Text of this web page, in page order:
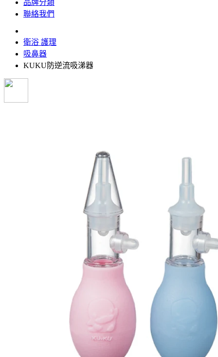
品牌分類
聯絡我們
衛浴 護理
吸鼻器
KUKU防逆流吸涕器